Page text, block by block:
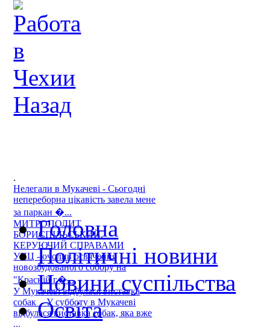
Назад
.
Нелегали в Мукачеві - Сьогодні
непереборна цікавість завела мене
за паркан �...
МИТРОПОЛИТ
БОРИСПІЛЬСЬКИЙ,
КЕРУЮЧИЙ СПРАВАМИ
УПЦ - очолив освячення
новозбудованого собору на
"Красній г�...
У Мукачеві відбулася виставка
собак - У субботу в Мукачеві
відбулася виставка собак, яка вже
...
Головна
Політичні новини
Новини суспільства
Освіта